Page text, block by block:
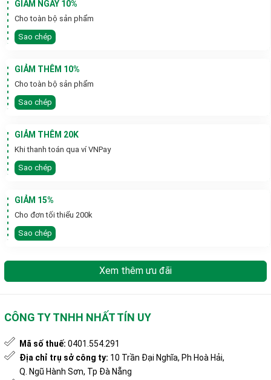
GIẢM NGAY 10%
Cho toàn bộ sản phẩm
Sao chép
GIẢM THÊM 10%
Cho toàn bộ sản phẩm
Sao chép
GIẢM THÊM 20K
Khi thanh toán qua ví VNPay
Sao chép
GIẢM 15%
Cho đơn tối thiểu 200k
Sao chép
Xem thêm ưu đãi
CÔNG TY TNHH NHẤT TÍN UY
Mã số thuế: 0401.554.291
Địa chỉ trụ sở công ty: 10 Trần Đại Nghĩa, Ph Hoà Hải,
Q. Ngũ Hành Sơn, Tp Đà Nẵng